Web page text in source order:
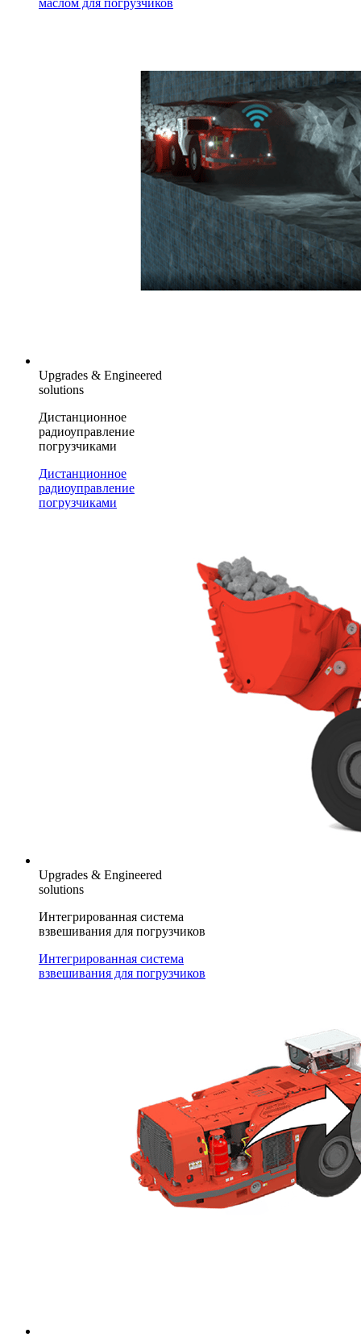
Upgrades & Engineered
solutions
Дистанционное
радиоуправление
погрузчиками
Дистанционное
радиоуправление
погрузчиками
Upgrades & Engineered
solutions
Интегрированная система
взвешивания для погрузчиков
Интегрированная система
взвешивания для погрузчиков